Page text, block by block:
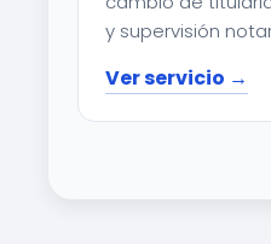
y supervisión
Ver servicio →